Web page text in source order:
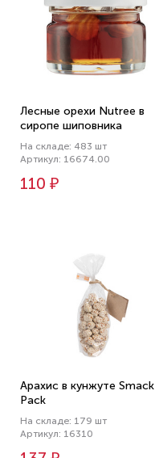
Лесные орехи Nutree в
сиропе шиповника
На складе: 483 шт
Артикул: 16674.00
110 ₽
Арахис в кунжуте Smack
Pack
На складе: 179 шт
Артикул: 16310